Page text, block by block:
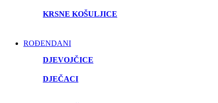
KRSNE KOŠULJICE
ROĐENDANI
DJEVOJČICE
DJEČACI